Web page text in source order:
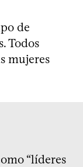
de
Todos
mujeres
“líderes